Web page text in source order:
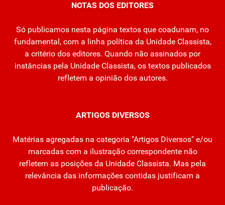
NOTAS DOS EDITORES
Só publicamos nesta página textos que coadunam, no
fundamental, com a linha política da Unidade Classista,
a critério dos editores. Quando não assinados por
instâncias pela Unidade Classista, os textos publicados
refletem a opinião dos autores.
ARTIGOS DIVERSOS
Matérias agregadas na categoria "Artigos Diversos" e/ou
marcadas com a ilustração correspondente não
refletem as posições da Unidade Classista. Mas pela
relevância das informações contidas justificam a
publicação.